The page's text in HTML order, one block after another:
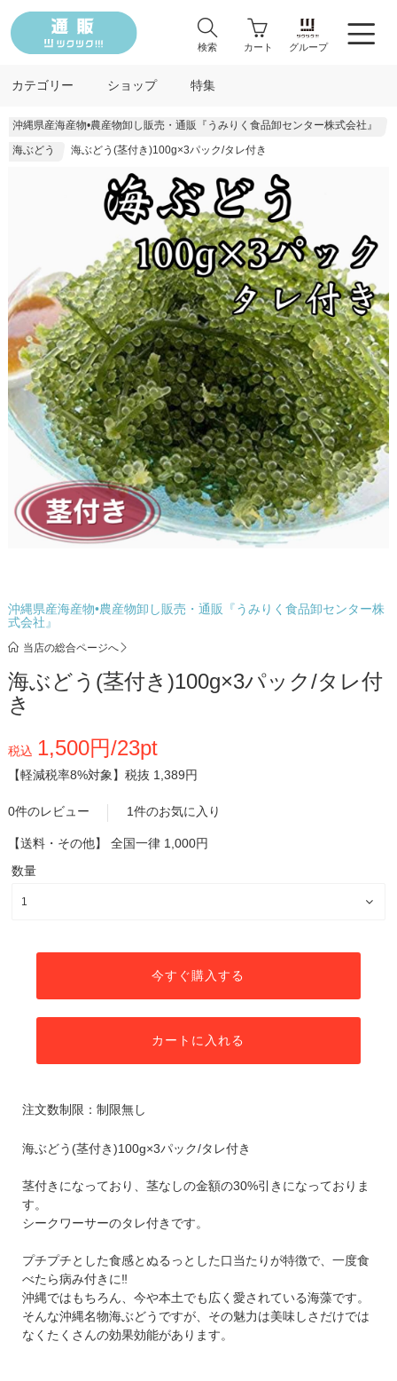
検索 カート グループ
カテゴリー ショップ 特集
沖縄県産海産物•農産物卸し販売・通販『うみりく食品卸センター株式会社』
海ぶどう
海ぶどう(茎付き)100g×3パック/タレ付き
沖縄県産海産物•農産物卸し販売・通販『うみりく食品卸センター株
式会社』
当店の総合ページへ
海ぶどう(茎付き)100g×3パック/タレ付
き
税込 1,500円/23pt
【軽減税率8%対象】 税抜 1,389円
0件のレビュー 1件のお気に入り
【送料・その他】 全国一律 1,000円
数量
今すぐ購入する
カートに入れる
注文数制限：制限無し
海ぶどう(茎付き)100g×3パック/タレ付き
茎付きになっており、茎なしの金額の30%引きになっておりま
す。
シークワーサーのタレ付きです。
プチプチとした食感とぬるっとした口当たりが特徴で、一度食
べたら病み付きに‼︎
沖縄ではもちろん、今や本土でも広く愛されている海藻です。
そんな沖縄名物海ぶどうですが、その魅力は美味しさだけでは
なくたくさんの効果効能があります。